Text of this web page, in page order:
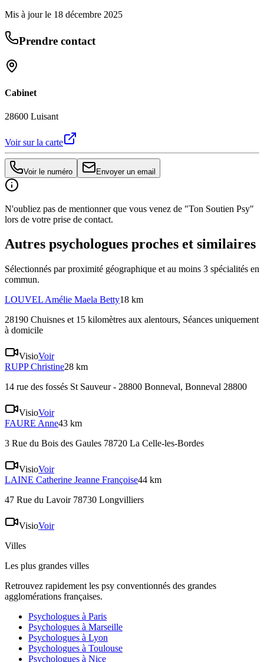
Mis à jour le 18 décembre 2025
Prendre contact
Cabinet
28600 Luisant
Voir sur la carte
Voir le numéro Envoyer un email
N'oubliez pas de mentionner que vous venez de "Ton Soutien Psy"
lors de votre prise de contact.
Autres psychologues proches et similaires
Sélectionnés par proximité géographique et au moins 3 spécialités en
commun.
LOUVEL Amélie Maela Betty18 km
28190 Chuisnes et 15 kilomètres aux alentours, Séances uniquement
à domicile
VisioVoir
RUPP Christine28 km
14 rue des fossés St Sauveur - 28800 Bonneval, Bonneval 28800
VisioVoir
FAURE Anne43 km
3 Rue du Bois des Gaules 78720 La Celle-les-Bordes
VisioVoir
LAINE Catherine Jeanne Françoise44 km
47 Rue du Lavoir 78730 Longvilliers
VisioVoir
Villes
Les plus grandes villes
Retrouvez rapidement les psy conventionnés des grandes
agglomérations françaises.
Psychologues à Paris
Psychologues à Marseille
Psychologues à Lyon
Psychologues à Toulouse
Psychologues à Nice